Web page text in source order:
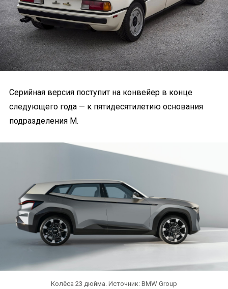
Серийная версия поступит на конвейер в конце
следующего года — к пятидесятилетию основания
подразделения М.
Колёса 23 дюйма. Источник: BMW Group